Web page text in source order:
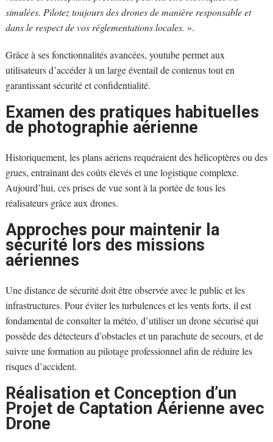
simulées. Pilotez toujours des drones de manière responsable et
dans le respect de vos réglementations locales. ».
Grâce à ses fonctionnalités avancées, youtube permet aux
utilisateurs d’accéder à un large éventail de contenus tout en
garantissant sécurité et confidentialité.
Examen des pratiques habituelles
de photographie aérienne
Historiquement, les plans aériens requéraient des hélicoptères ou des
grues, entraînant des coûts élevés et une logistique complexe.
Aujourd’hui, ces prises de vue sont à la portée de tous les
réalisateurs grâce aux drones.
Approches pour maintenir la
sécurité lors des missions
aériennes
Une distance de sécurité doit être observée avec le public et les
infrastructures. Pour éviter les turbulences et les vents forts, il est
fondamental de consulter la météo, d’utiliser un drone sécurisé qui
possède des détecteurs d’obstacles et un parachute de secours, et de
suivre une formation au pilotage professionnel afin de réduire les
risques d’accident.
Réalisation et Conception d’un
Projet de Captation Aérienne avec
Drone